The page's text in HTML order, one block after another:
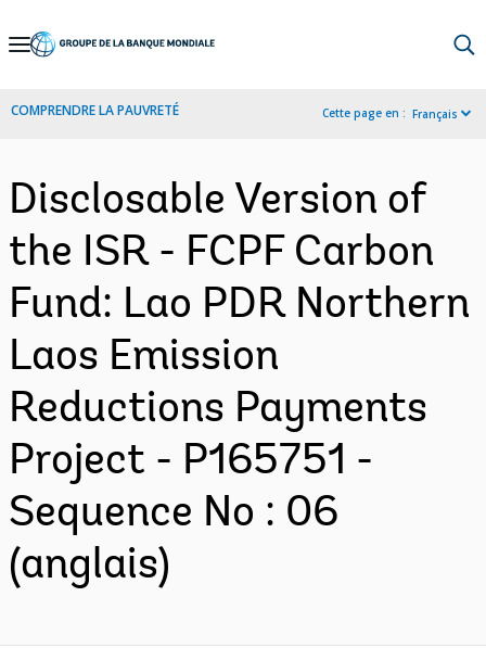
Skip
Navigation
COMPRENDRE LA PAUVRETÉ Cette page en : Français
Disclosable Version of
the ISR - FCPF Carbon
Fund: Lao PDR Northern
Laos Emission
Reductions Payments
Project - P165751 -
Sequence No : 06
(anglais)